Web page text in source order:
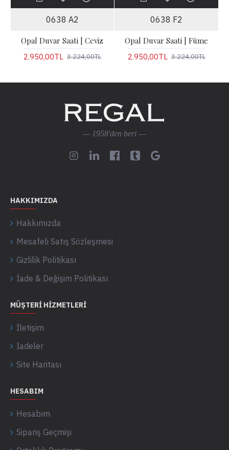
0638 A2
Opal Duvar Saati | Ceviz
2.950,00TL 3.224,00TL
0638 F2
Opal Duvar Saati | Füme
2.950,00TL 3.224,00TL
— 1958'den beri —
HAKKIMIZDA
Hakkımızda
Mesafeli Satış Sözleşmesi
Gizlilik Politikası
İade & Değişim Politikası
MÜŞTERI HIZMETLERI
İletişim
İadeler
Site Haritası
HESABIM
Hesabım
Sipariş Geçmişi